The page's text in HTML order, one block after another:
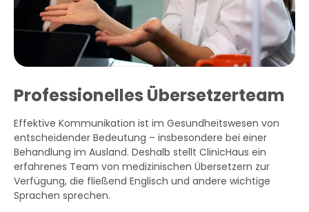
Professionelles Übersetzerteam
Effektive Kommunikation ist im Gesundheitswesen von
entscheidender Bedeutung – insbesondere bei einer
Behandlung im Ausland. Deshalb stellt ClinicHaus ein
erfahrenes Team von medizinischen Übersetzern zur
Verfügung, die fließend Englisch und andere wichtige
Sprachen sprechen.